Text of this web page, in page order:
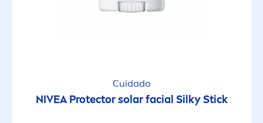
Cuidado
NIVEA Protector solar facial Silky Stick